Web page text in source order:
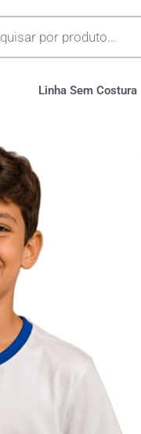
Linha Sem Costura